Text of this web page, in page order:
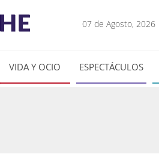
07 de Agosto, 2026
VIDA Y OCIO ESPECTÁCULOS